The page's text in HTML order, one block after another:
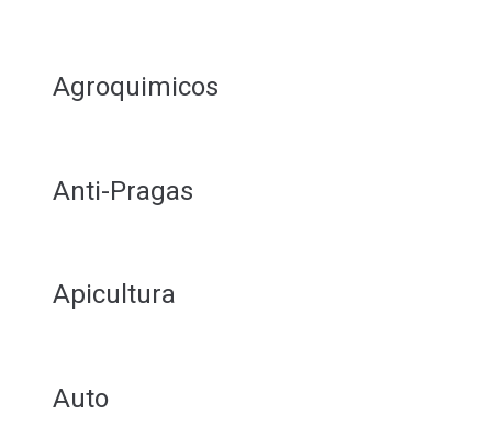
Agroquimicos
Anti-Pragas
Apicultura
Auto